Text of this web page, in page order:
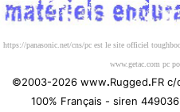
https://panasonic.net/cns/pc est le site officiel
www.getac.com pc
©2003-2026 www.Rugged.FR
100% Français - siren